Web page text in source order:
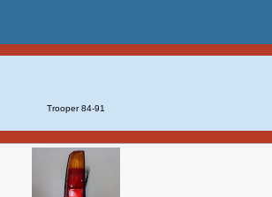
Trooper 84-91